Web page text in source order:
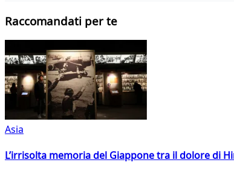
Raccomandati per te
Asia
L’irrisolta memoria del Giappone tra il dolore di